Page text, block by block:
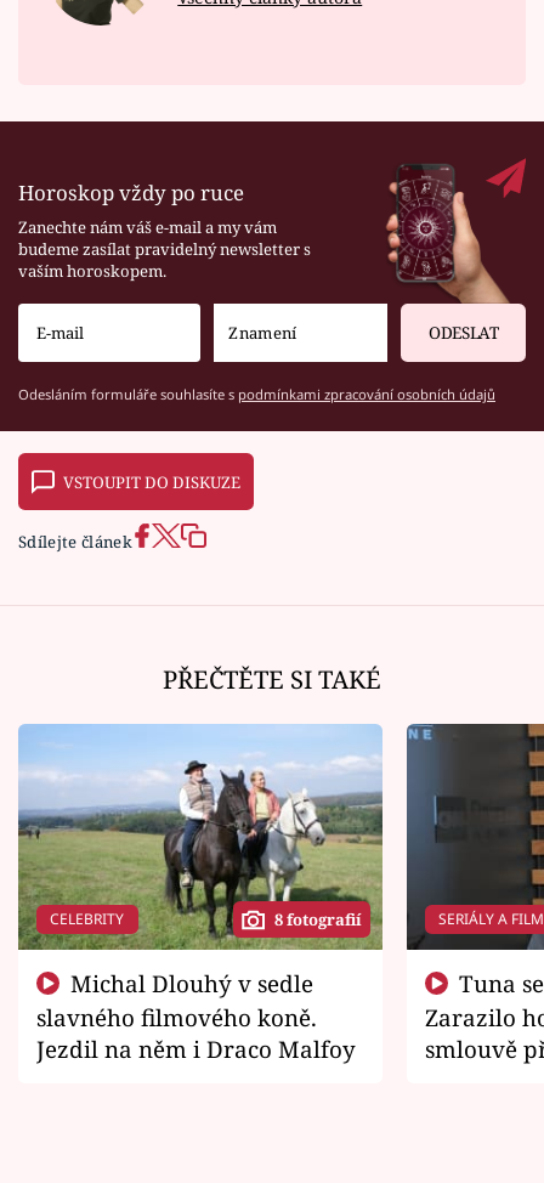
Horoskop vždy po ruce
Zanechte nám váš e-mail a my vám
budeme zasílat pravidelný newsletter s
vaším horoskopem.
ODESLAT
Odesláním formuláře souhlasíte s podmínkami zpracování osobních údajů
VSTOUPIT DO DISKUZE
Sdílejte článek
PŘEČTĚTE SI TAKÉ
CELEBRITY 8 fotografií
slavného filmového koně.
Jezdil na něm i Draco Malfoy
SERIÁLY A
Zarazilo
smlouvě